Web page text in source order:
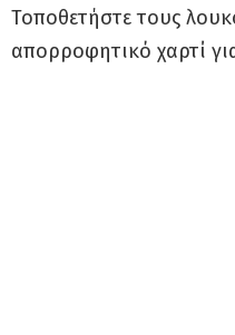
Τοποθετήστε τους
απορροφητικό χαρτί